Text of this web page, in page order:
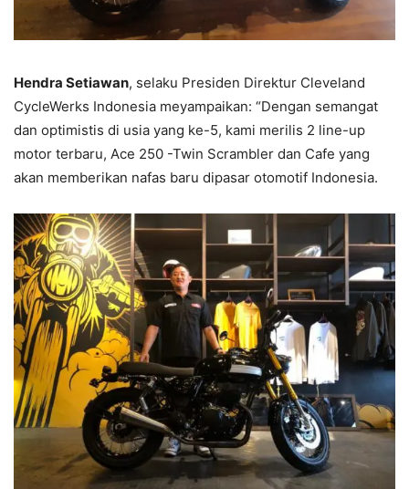
Hendra Setiawan, selaku Presiden Direktur Cleveland
CycleWerks Indonesia meyampaikan: “Dengan semangat
dan optimistis di usia yang ke-5, kami merilis 2 line-up
motor terbaru, Ace 250 -Twin Scrambler dan Cafe yang
akan memberikan nafas baru dipasar otomotif Indonesia.